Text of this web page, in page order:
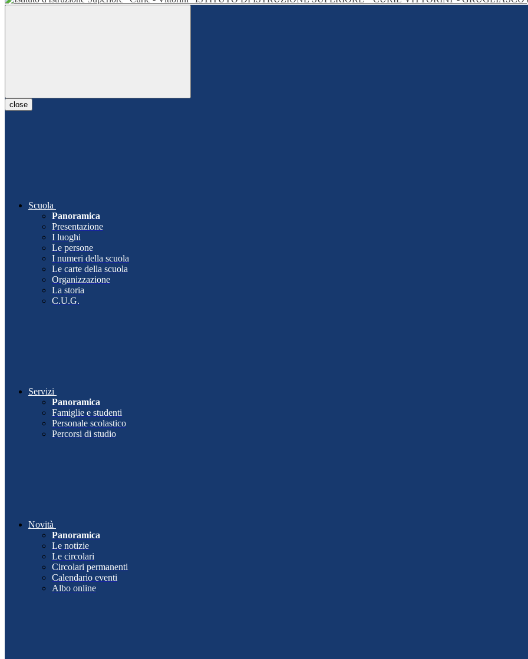
close
Scuola
Panoramica
Presentazione
I luoghi
Le persone
I numeri della scuola
Le carte della scuola
Organizzazione
La storia
C.U.G.
Servizi
Panoramica
Famiglie e studenti
Personale scolastico
Percorsi di studio
Novità
Panoramica
Le notizie
Le circolari
Circolari permanenti
Calendario eventi
Albo online